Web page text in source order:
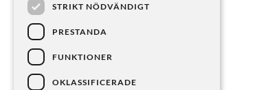
STRIKT NÖDVÄNDIGT
PRESTANDA
FUNKTIONER
OKLASSIFICERADE